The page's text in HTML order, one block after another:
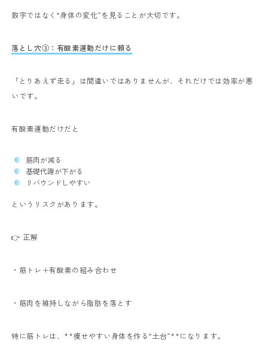
数字ではなく“身体の変化”を見ることが大切です。
落とし穴③：有酸素運動だけに頼る
「とりあえず走る」は間違いではありませんが、それだけでは効率が悪
いです。
有酸素運動だけだと
筋肉が減る
基礎代謝が下がる
リバウンドしやすい
というリスクがあります。
👉 正解
・筋トレ＋有酸素の組み合わせ
・筋肉を維持しながら脂肪を落とす
特に筋トレは、**痩せやすい身体を作る“土台”**になります。